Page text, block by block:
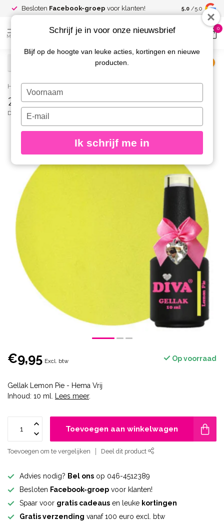
Besloten Facebook-groep voor klanten! Spaar voor
kortingen
5.0 /5.0
MENU
0
Home / 256 Gellak Lemon Pie 10 ml.
256 Gellak Lemon Pie 10 ml.
DIVA
€9,95 Excl. btw Op voorraad
Gellak Lemon Pie - Hema Vrij
Inhoud: 10 ml.
Lees meer.
Toevoegen aan winkelwagen
Toevoegen om te vergelijken Deel dit product
Advies nodig? Bel ons op 046-4512389
Besloten Facebook-groep voor klanten!
Spaar voor gratis cadeaus en leuke kortingen
Gratis verzending vanaf 100 euro excl. btw
Schrijf je in voor onze nieuwsbrief
Blijf op de hoogte van leuke acties, kortingen en nieuwe
producten.
Typ
je
naam
Typ
je
e-
in
Ik schrijf me in